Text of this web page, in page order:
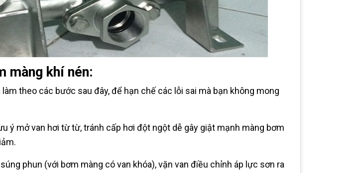
màng khí nén:
theo các bước sau đây, để hạn chế các lỗi sai mà bạn không mong
ý mở van hơi từ từ, tránh cấp hơi đột ngột dễ gây giật mạnh màng bơm
phun (với bơm màng có van khóa), vặn van điều chỉnh áp lực sơn ra